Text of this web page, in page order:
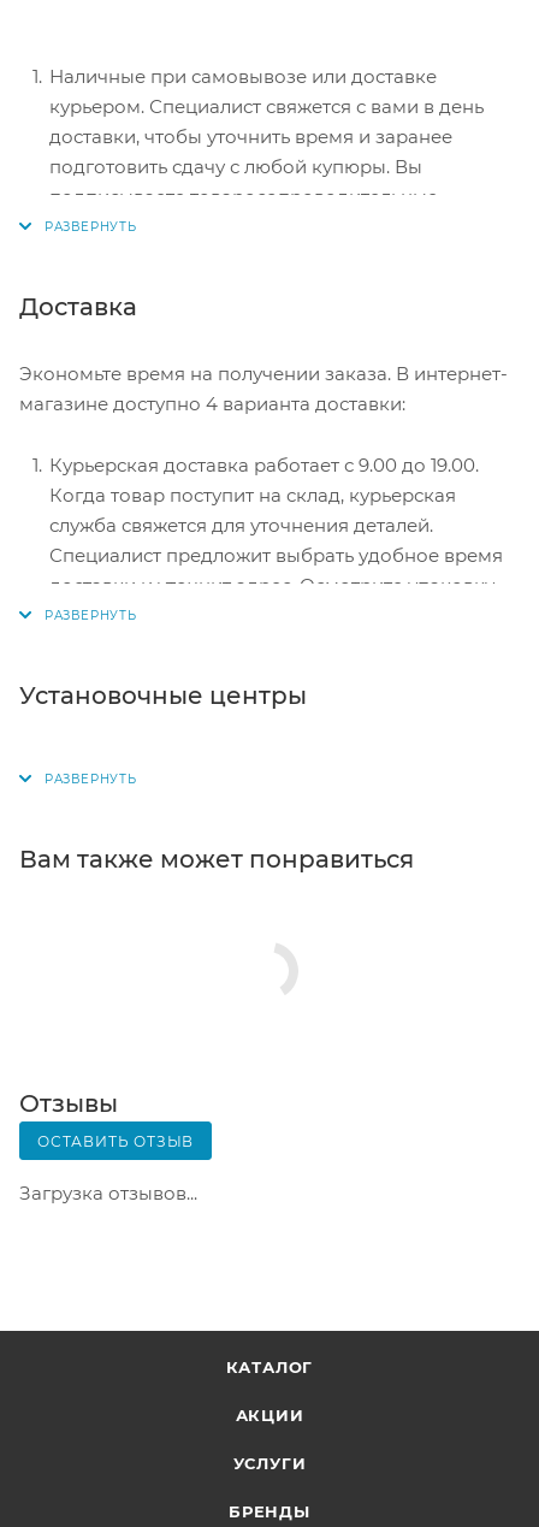
Наличные при самовывозе или доставке
курьером. Специалист свяжется с вами в день
доставки, чтобы уточнить время и заранее
подготовить сдачу с любой купюры. Вы
подписываете товаросопроводительные
документы, вносите денежные средства,
перенаправит вас на сервер системы ASSIST.
Здесь нужно ввести номер карты, срок действия
Электронные системы при онлайн-заказе:
PayPal, WebMoney и Яндекс.Деньги. Для
совершения покупки система перенаправит вас
на страницу платежного сервиса. Здесь
необходимо заполнить форму по инструкции.
Доставка
Экономьте время на получении заказа. В интернет-
магазине доступно 4 варианта доставки:
Курьерская доставка работает с 9.00 до 19.00.
Когда товар поступит на склад, курьерская
служба свяжется для уточнения деталей.
Специалист предложит выбрать удобное время
доставки и уточнит адрес. Осмотрите упаковку
на целостность и соответствие указанной
для выбора появится в корзине. Когда заказ
получения заказа обратитесь к сотруднику в
телефон или e-mail придет уникальный код.
Почтовая доставка через почту России. Когда
Вскрывать коробку самостоятельно вы можете
только после оплаты заказа. Один заказ может
содержать не больше 10 позиций и его стоимость
не должна превышать 100 000 р.
Установочные центры
Вам также может понравиться
Отзывы
ОСТАВИТЬ ОТЗЫВ
Загрузка отзывов...
КАТАЛОГ
АКЦИИ
УСЛУГИ
БРЕНДЫ